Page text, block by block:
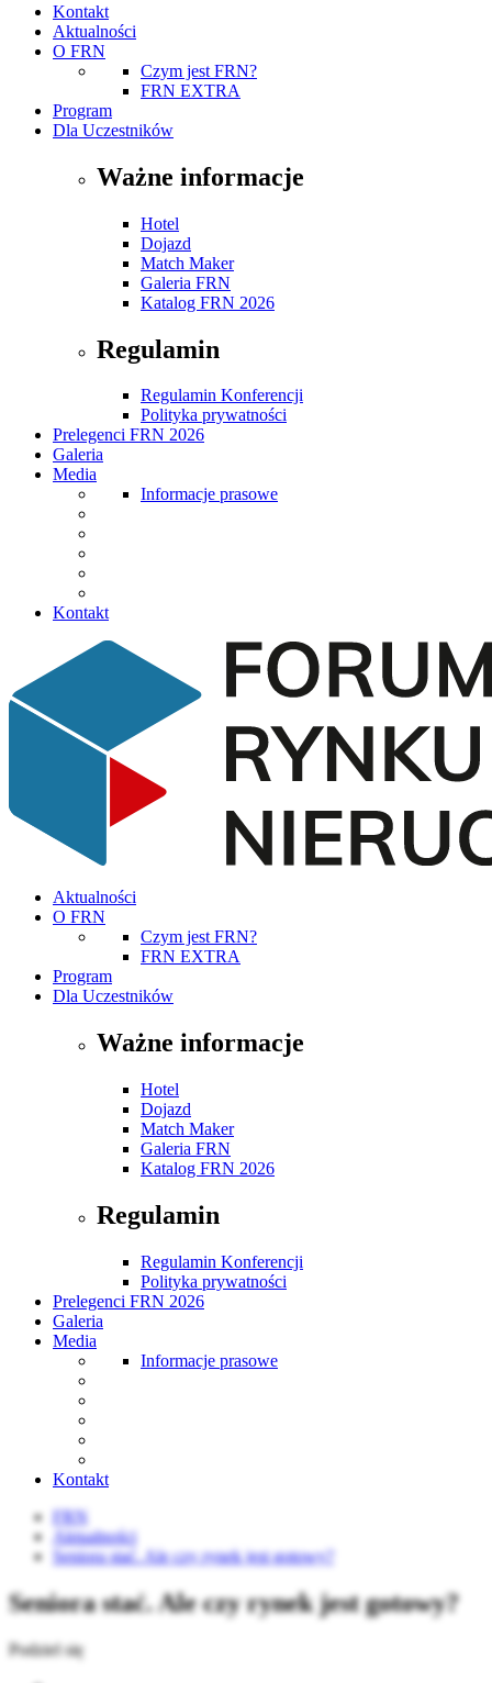
Kontakt
Aktualności
O FRN
Czym jest FRN?
FRN EXTRA
Program
Dla Uczestników
Ważne informacje
Hotel
Dojazd
Match Maker
Galeria FRN
Katalog FRN 2026
Regulamin
Regulamin Konferencji
Polityka prywatności
Prelegenci FRN 2026
Galeria
Media
Informacje prasowe
Kontakt
Aktualności
O FRN
Czym jest FRN?
FRN EXTRA
Program
Dla Uczestników
Ważne informacje
Hotel
Dojazd
Match Maker
Galeria FRN
Katalog FRN 2026
Regulamin
Regulamin Konferencji
Polityka prywatności
Prelegenci FRN 2026
Galeria
Media
Informacje prasowe
Kontakt
FRN
Aktualności
Seniora stać. Ale czy rynek jest gotowy?
Seniora stać. Ale czy rynek jest gotowy?
Podziel się